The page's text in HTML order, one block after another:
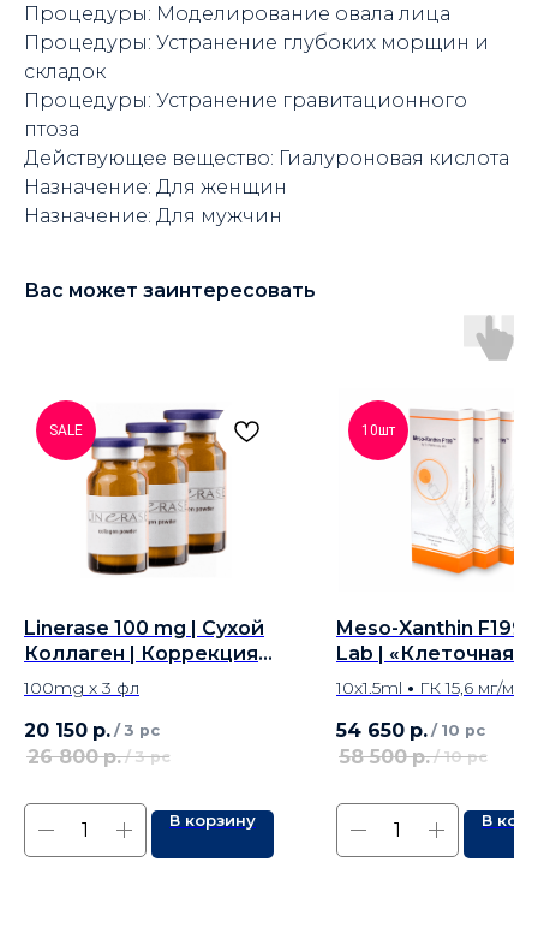
Процедуры: Моделирование овала лица
Процедуры: Устранение глубоких морщин и
складок
Процедуры: Устранение гравитационного
птоза
Действующее вещество: Гиалуроновая кислота
Назначение: Для женщин
Назначение: Для мужчин
Вас может заинтересовать
SALE
Linerase 100 mg | Сухой
Коллаген | Коррекция
рельефа - 3 фл
100mg x 3 фл
20 150 р. / 3 pc
26 800 р. / 3 pc
В корзину
10шт
Meso-Xanthin
Lab | «Клеточная»
терапия и
10х1.5ml • ГК 15,6 мг/мл
54 650 р. / 10 pc
58 500 р. / 10 pc
В